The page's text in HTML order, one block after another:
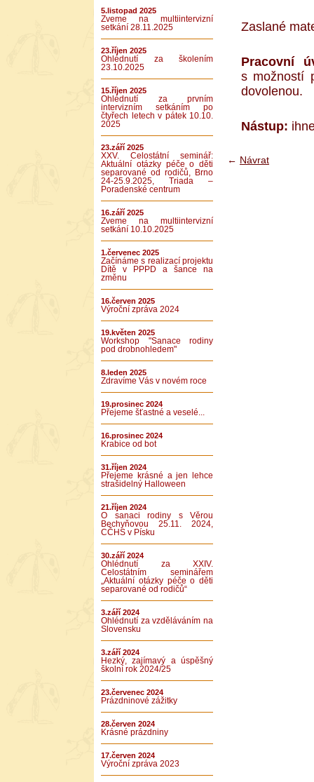
5.listopad 2025
Zveme na multiintervizní
setkání 28.11.2025
23.říjen 2025
Ohlédnutí za školením
23.10.2025
15.říjen 2025
Ohlédnutí za prvním
intervizním setkáním po
čtyřech letech v pátek 10.10.
2025
23.září 2025
XXV. Celostátní seminář:
Aktuální otázky péče o děti
separované od rodičů, Brno
24-25.9.2025, Triada –
Poradenské centrum
16.září 2025
Zveme na multiintervizní
setkání 10.10.2025
1.červenec 2025
Začínáme s realizací projektu
Dítě v PPPD a šance na
změnu
16.červen 2025
Výroční zpráva 2024
19.květen 2025
Workshop "Sanace rodiny
pod drobnohledem"
8.leden 2025
Zdravíme Vás v novém roce
19.prosinec 2024
Přejeme šťastné a veselé...
16.prosinec 2024
Krabice od bot
31.říjen 2024
Přejeme krásné a jen lehce
strašidelný Halloween
21.říjen 2024
O sanaci rodiny s Věrou
Bechyňovou 25.11. 2024,
CČHS v Písku
30.září 2024
Ohlédnutí za XXIV.
Celostátním seminářem
„Aktuální otázky péče o děti
separované od rodičů“
3.září 2024
Ohlédnutí za vzděláváním na
Slovensku
3.září 2024
Hezký, zajímavý a úspěšný
školní rok 2024/25
23.červenec 2024
Prázdninové zážitky
28.červen 2024
Krásné prázdniny
17.červen 2024
Výroční zpráva 2023
Zaslané
Pracovní
s možností
dovolenou.
Nástup:
← Návrat